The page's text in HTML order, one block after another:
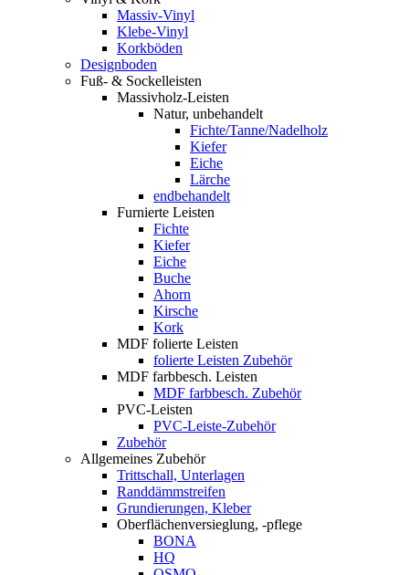
Massiv-Vinyl
Klebe-Vinyl
Korkböden
Designboden
Fuß- & Sockelleisten
Massivholz-Leisten
Natur, unbehandelt
Fichte/Tanne/Nadelholz
Kiefer
Eiche
Lärche
endbehandelt
Furnierte Leisten
Fichte
Kiefer
Eiche
Buche
Ahorn
Kirsche
Kork
MDF folierte Leisten
folierte Leisten Zubehör
MDF farbbesch. Leisten
MDF farbbesch. Zubehör
PVC-Leisten
PVC-Leiste-Zubehör
Zubehör
Allgemeines Zubehör
Trittschall, Unterlagen
Randdämmstreifen
Grundierungen, Kleber
Oberflächenversieglung, -pflege
BONA
HQ